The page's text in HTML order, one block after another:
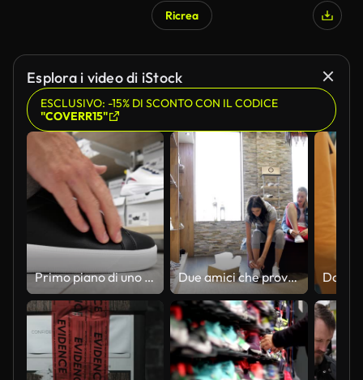
Ricrea
Esplora i video di iStock
ESCLUSIVO: -15% DI SCONTO CON IL CODICE
"COVERR15"
Primo piano di uno stivale di pelle nera in un negozio di scarpe e un acquirente maschio che lo prova Due amici che provano le scarpe